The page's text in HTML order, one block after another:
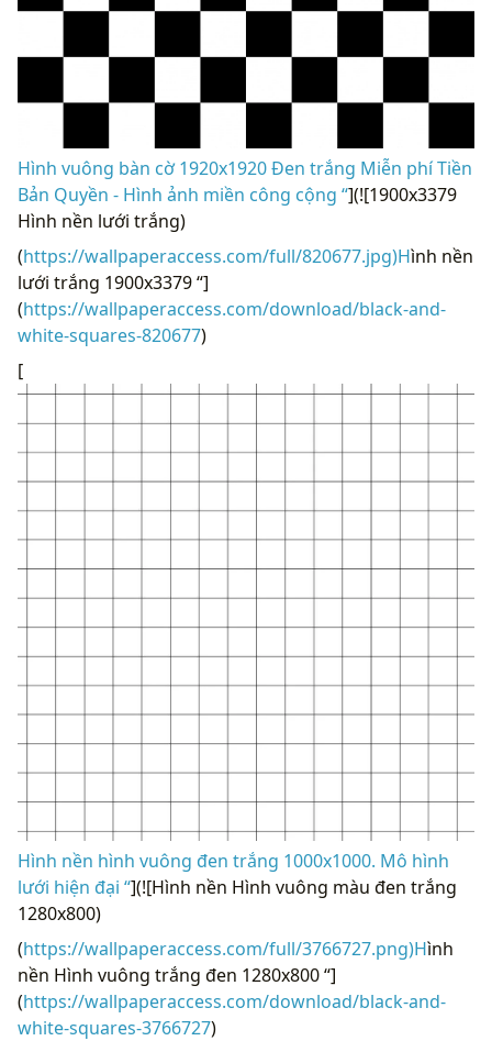
Hình vuông bàn cờ 1920x1920 Đen trắng Miễn phí Tiền
Bản Quyền - Hình ảnh miền công cộng “](![1900x3379
Hình nền lưới trắng)
(https://wallpaperaccess.com/full/820677.jpg)Hình nền
lưới trắng 1900x3379 “]
(https://wallpaperaccess.com/download/black-and-
white-squares-820677)
[
Hình nền hình vuông đen trắng 1000x1000. Mô hình
lưới hiện đại “](![Hình nền Hình vuông màu đen trắng
1280x800)
(https://wallpaperaccess.com/full/3766727.png)Hình
nền Hình vuông trắng đen 1280x800 “]
(https://wallpaperaccess.com/download/black-and-
white-squares-3766727)